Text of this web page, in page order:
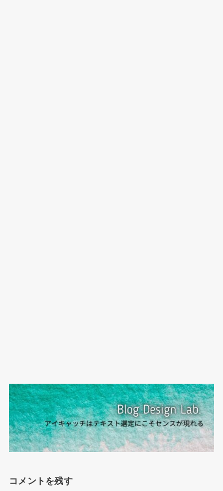
コメントを残す